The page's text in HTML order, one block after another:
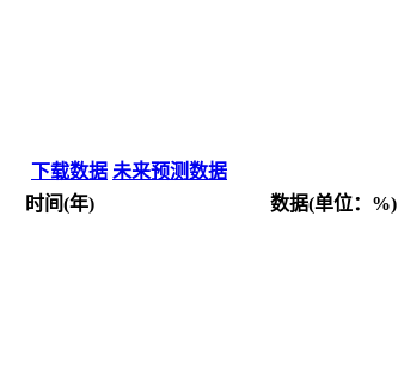
下载数据 未来预测数据
时间(年)
数据(单位：%)